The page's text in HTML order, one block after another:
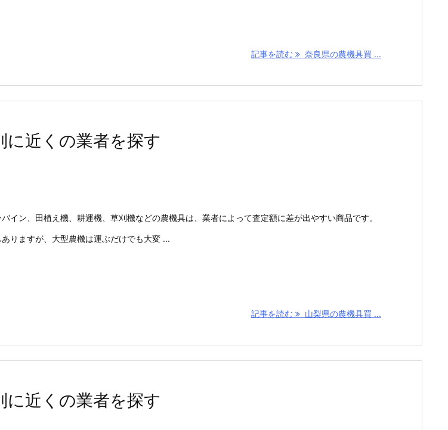
記事を読む 奈良県の農機具買 ...
に近くの業者を探す
イン、田植え機、耕運機、草刈機などの農機具は、業者によって査定額に差が出やすい商品です。
りますが、大型農機は運ぶだけでも大変 ...
記事を読む 山梨県の農機具買 ...
に近くの業者を探す